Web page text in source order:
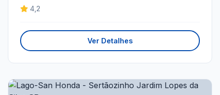
4,2
Ver Detalhes